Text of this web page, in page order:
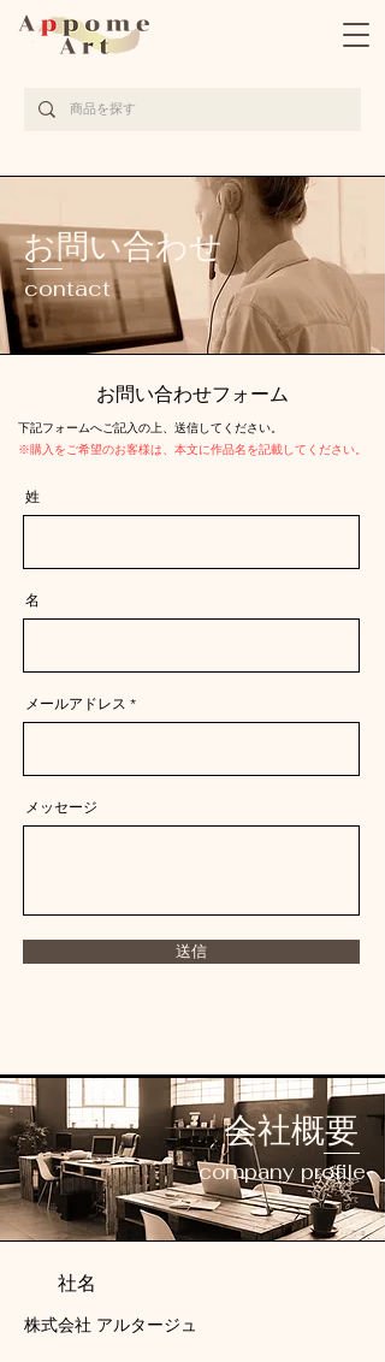
お問い合わせ
contact
お問い合わせフォーム
​下記フォームへご記入の上、送信してください。
※購入をご希望のお客様は、本文に作品名を記載してください。
姓
名
メールアドレス
メッセージ
送信
会社概要
company profile
社名
株式会社 アルタージュ